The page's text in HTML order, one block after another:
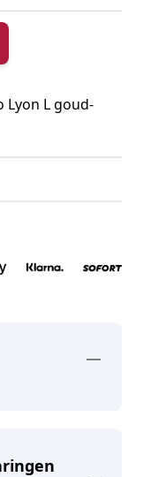
Lyon L goud-